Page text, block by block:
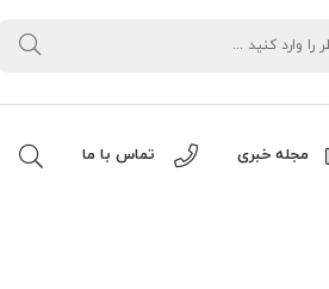
مجله خبری تماس با ما